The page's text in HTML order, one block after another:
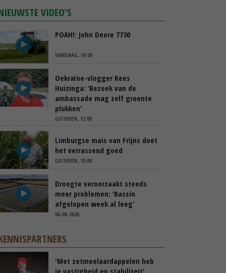
VIDEO'S
POAH!: John Deere 7730
VANDAAG, 10:00
Oekraïne-vlogger Kees
Huizinga: ‘Bezoek van de
ambassade mag zelf groente
plukken’
GISTEREN, 12:00
Limburgse mais van Frijns doet
het verrassend goed
GISTEREN, 10:00
Droogte veroorzaakt steeds
meer problemen: ‘Bassin
afgelopen week al leeg’
06-08-2026
'Met zetmeelaardappelen heb
je vastigheid en stabiliteit'